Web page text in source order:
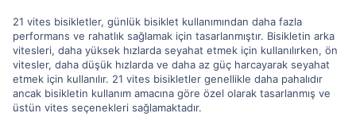
21 vites bisikletler, günlük bisiklet kullanımından daha fazla
performans ve rahatlık sağlamak için tasarlanmıştır. Bisikletin arka
vitesleri, daha yüksek hızlarda seyahat etmek için kullanılırken, ön
vitesler, daha düşük hızlarda ve daha az güç harcayarak seyahat
etmek için kullanılır. 21 vites bisikletler genellikle daha pahalıdır
ancak bisikletin kullanım amacına göre özel olarak tasarlanmış ve
üstün vites seçenekleri sağlamaktadır.